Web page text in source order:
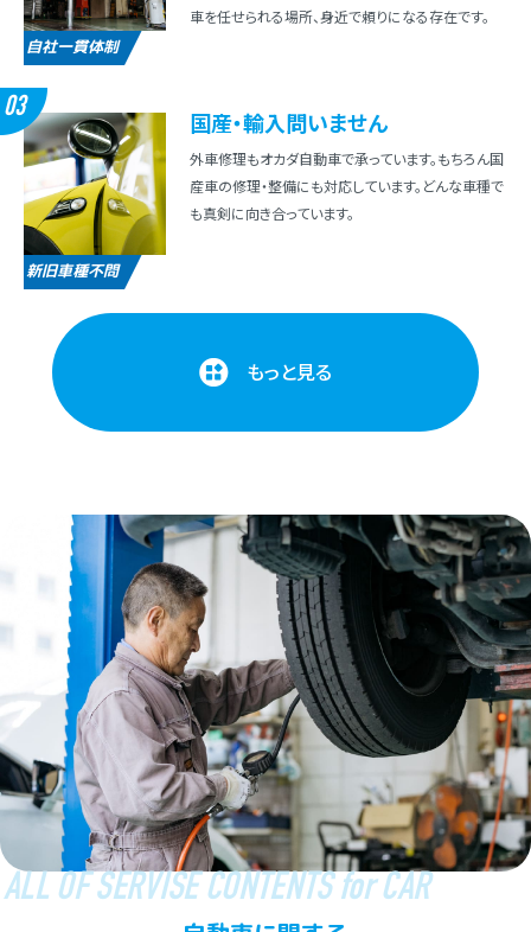
自社一貫体制
⾞を任せられる場所、⾝近で頼りになる存在です。
03
新旧車種不問
国産・輸⼊問いません
外⾞修理もオカダ⾃動⾞で承っています。もちろん国
産⾞の修理・整備にも対応しています。どんな⾞種で
も真剣に向き合っています。
もっと見る
ALL OF SERVISE CONTENTS for CAR